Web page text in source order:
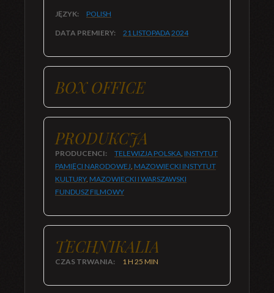
JĘZYK: POLISH
DATA PREMIERY: 21 LISTOPADA2024
BOX OFFICE
PRODUKCJA
PRODUCENCI: TELEWIZJA POLSKA, INSTYTUT
PAMIĘCI NARODOWEJ, MAZOWIECKI INSTYTUT
KULTURY, MAZOWIECKI I WARSZAWSKI
FUNDUSZ FILMOWY
TECHNIKALIA
CZAS TRWANIA: 1 H 25 MIN